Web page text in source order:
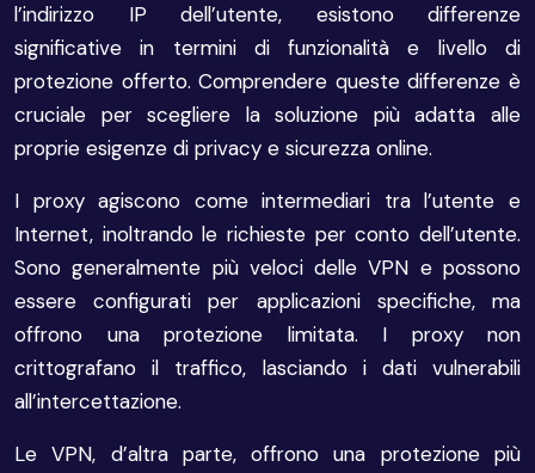
l’indirizzo IP dell’utente, esistono differenze
significative in termini di funzionalità e livello di
protezione offerto. Comprendere queste differenze è
cruciale per scegliere la soluzione più adatta alle
proprie esigenze di privacy e sicurezza online.
I proxy agiscono come intermediari tra l’utente e
Internet, inoltrando le richieste per conto dell’utente.
Sono generalmente più veloci delle VPN e possono
essere configurati per applicazioni specifiche, ma
offrono una protezione limitata. I proxy non
crittografano il traffico, lasciando i dati vulnerabili
all’intercettazione.
Le VPN, d’altra parte, offrono una protezione più